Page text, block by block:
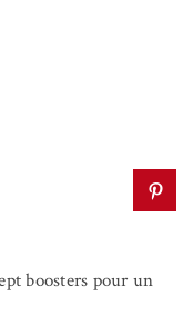
boosters pour un